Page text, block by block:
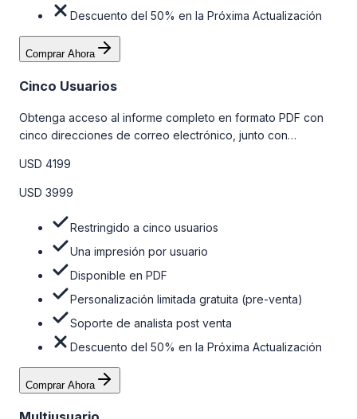
Descuento del 50% en la Próxima Actualización
Comprar Ahora
Cinco Usuarios
Obtenga acceso al informe completo en formato PDF con
cinco direcciones de correo electrónico, junto con
venta y el soporte post-venta de nuestros analistas. Para
obtener más información, consulte la tabla de precios a
USD 4199
USD 3999
Restringido a cinco usuarios
Una impresión por usuario
Disponible en PDF
Personalización limitada gratuita (pre-venta)
Soporte de analista post venta
Descuento del 50% en la Próxima Actualización
Comprar Ahora